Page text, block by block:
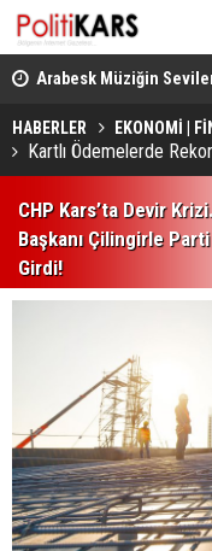
Arabesk Müziğin
Almanya’da Hayatını
HABERLER EKONOMİ |
Kartlı Ödemelerde
CHP Kars’ta Devir
Başkanı Çilingirle Parti
Girdi!